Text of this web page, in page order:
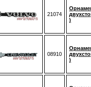
21074
)
08910
)